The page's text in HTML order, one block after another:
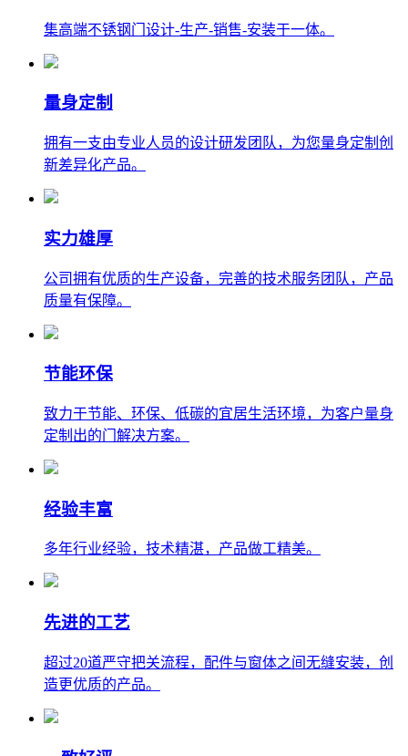
集高端不锈钢门设计-生产-销售-安装于一体。
量身定制
拥有一支由专业人员的设计研发团队，为您量身定制创
新差异化产品。
实力雄厚
公司拥有优质的生产设备，完善的技术服务团队，产品
质量有保障。
节能环保
致力于节能、环保、低碳的宜居生活环境，为客户量身
定制出的门解决方案。
经验丰富
多年行业经验，技术精湛，产品做工精美。
先进的工艺
超过20道严守把关流程，配件与窗体之间无缝安装，创
造更优质的产品。